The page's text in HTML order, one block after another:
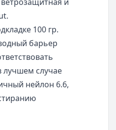
100 гр.
барьер
случае
нейлон 6.6,